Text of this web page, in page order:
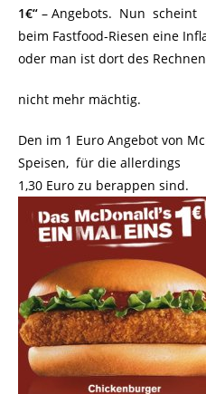
1€“ – Angebots. Nun scheint
beim Fastfood-Riesen eine
oder man ist dort des
nicht mehr mächtig.
Den im 1 Euro Angebot von
Speisen, für die allerdings
1,30 Euro zu berappen sind.